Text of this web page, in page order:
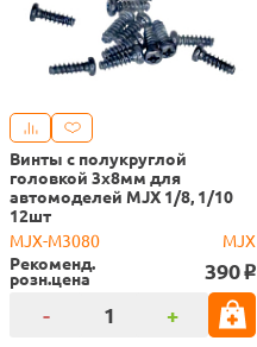
Винты с полукруглой
головкой 3х8мм для
автомоделей MJX 1/8, 1/10
12шт
MJX-M3080
MJX
Рекоменд.
розн.цена 390 o
- +